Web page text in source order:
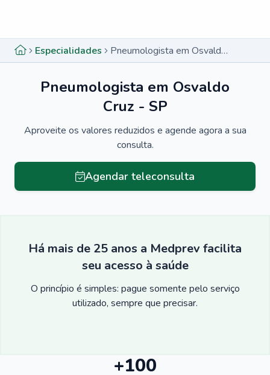
Especialidades Pneumologista em Osvaldo Cruz - SP
Pneumologista em Osvaldo
Cruz - SP
Aproveite os valores reduzidos e agende agora a sua
consulta.
Agendar teleconsulta
Há mais de 25 anos a Medprev facilita
seu acesso à saúde
O princípio é simples: pague somente pelo serviço
utilizado, sempre que precisar.
+100